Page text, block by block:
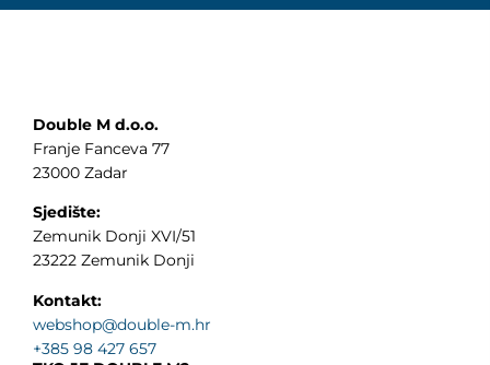
Double M d.o.o.
Franje Fanceva 77
23000 Zadar
Sjedište:
Zemunik Donji XVI/51
23222 Zemunik Donji
Kontakt:
webshop@double-m.hr
+385 98 427 657